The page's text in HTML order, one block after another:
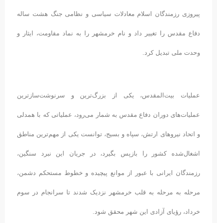
پیروزی رزمندگان اسلام معادلات سیاسی و نظامی جنگ هشت ساله
دفاع مقدس را تغییر داد و نام خرمشهر را به نماد مقاومت، ایثار و
وحدت ملی تبدیل کرد.
عملیات بیت‌المقدس، یکی از بزرگ‌ترین و سرنوشت‌سازترین
عملیات‌های دوران دفاع مقدس به شمار می‌رود، عملیاتی که با همدلی
و اتحاد نیروهای ارتش، سپاه و بسیج، توانست یکی از مهم‌ترین مناطق
اشغال‌شده کشور را بازپس بگیرد، در جریان این نبرد سنگین،
رزمندگان ایرانی با عبور از موانع پیچیده و خطوط مستحکم دشمن،
مرحله‌ به‌ مرحله به قلب خرمشهر نزدیک شدند تا سرانجام در سوم
خرداد، رؤیای آزادی این شهر محقق شود.